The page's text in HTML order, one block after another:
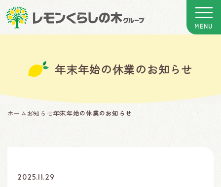
年末年始の休業のお知らせ
ホーム お知らせ年末年始の休業のお知らせ
2025.11.29